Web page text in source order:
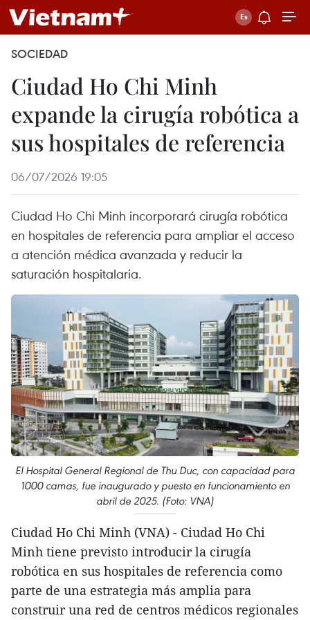
SOCIEDAD
Ciudad Ho Chi Minh
expande la cirugía robótica a
sus hospitales de referencia
06/07/2026 19:05
Ciudad Ho Chi Minh incorporará cirugía robótica
en hospitales de referencia para ampliar el acceso
a atención médica avanzada y reducir la
saturación hospitalaria.
El Hospital General Regional de Thu Duc, con capacidad para
1000 camas, fue inaugurado y puesto en funcionamiento en
abril de 2025. (Foto: VNA)
Ciudad Ho Chi Minh (VNA) - Ciudad Ho Chi
Minh tiene previsto introducir la cirugía
robótica en sus hospitales de referencia como
parte de una estrategia más amplia para
construir una red de centros médicos regionales